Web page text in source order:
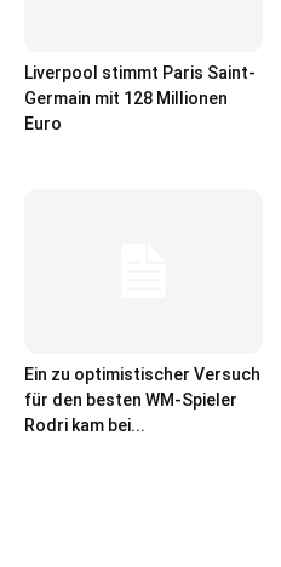
Liverpool stimmt Paris Saint-
Germain mit 128 Millionen
Euro
Ein zu optimistischer Versuch
für den besten WM-Spieler
Rodri kam bei...